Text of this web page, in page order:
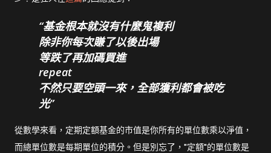
基金根本就沒有什麼鬼複利
除非你每次賺了以後出場
等跌了再加碼買進
repeat
不然只要空頭一來，全部獲利都會被吃
光
從數學來看，定期定額基金的市值是你所有的單位數乘以淨值，
而總單位數是每期單位的積分。但是別忘了，"定額"的單位數是